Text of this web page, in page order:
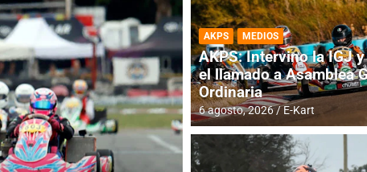
AKPS MEDIOS
AKPS: Intervino la IGJ
el llamado a Asamblea
Ordinaria
6 agosto, 2026 E-Kart